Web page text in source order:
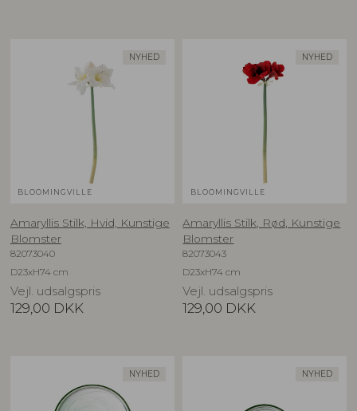
NYHED
BLOOMINGVILLE
Amaryllis Stilk, Hvid, Kunstige
Blomster
82073040
D23xH74 cm
Vejl. udsalgspris
129,00 DKK
NYHED
BLOOMINGVILLE
Amaryllis Stilk, Rød, Kunstige
Blomster
82073043
D23xH74 cm
Vejl. udsalgspris
129,00 DKK
NYHED NYHED